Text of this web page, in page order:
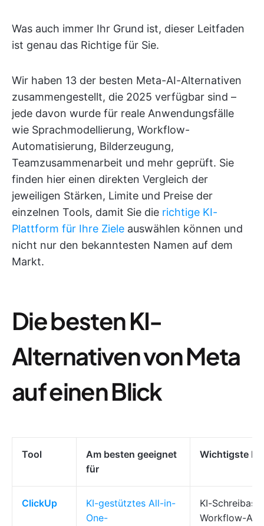
Was auch immer Ihr Grund ist, dieser Leitfaden
ist genau das Richtige für Sie.
Wir haben 13 der besten Meta-AI-Alternativen
zusammengestellt, die 2025 verfügbar sind –
jede davon wurde für reale Anwendungsfälle
wie Sprachmodellierung, Workflow-
Automatisierung, Bilderzeugung,
Teamzusammenarbeit und mehr geprüft. Sie
finden hier einen direkten Vergleich der
jeweiligen Stärken, Limite und Preise der
einzelnen Tools, damit Sie die richtige KI-
Plattform für Ihre Ziele auswählen können und
nicht nur den bekanntesten Namen auf dem
Markt.
Die besten KI-
Alternativen von Meta
auf einen Blick
Tool
Am besten geeignet
für
Wichtigste
ClickUp
KI-gestütztes All-in-
One-
KI-
Workflow-